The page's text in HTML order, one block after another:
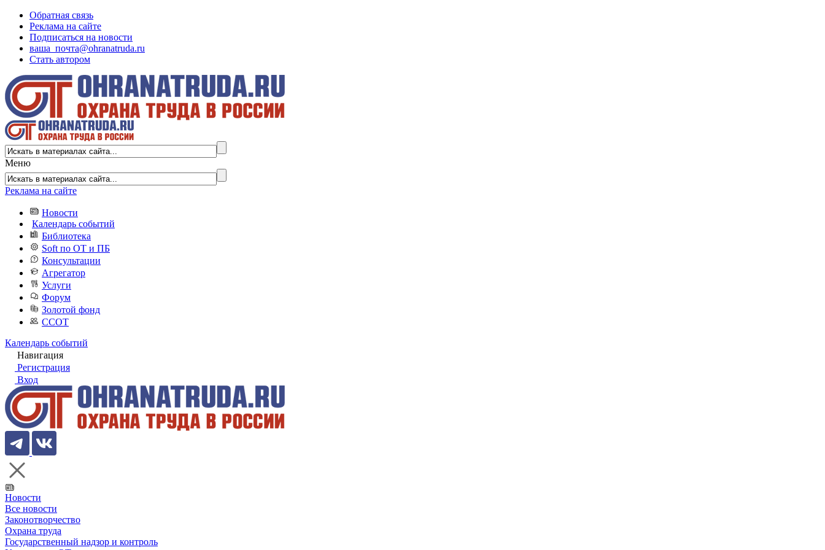
Обратная связь
Реклама на сайте
Подписаться на новости
ваша_почта@ohranatruda.ru
Стать автором
Меню
Реклама на сайте
Новости
Календарь событий
Библиотека
Soft по ОТ и ПБ
Консультации
Агрегатор
Услуги
Форум
Золотой фонд
ССОТ
Календарь событий
Навигация
Регистрация
Вход
Новости
Все новости
Законотворчество
Охрана труда
Государственный надзор и контроль